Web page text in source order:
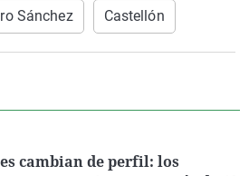
Sánchez Castellón
cambian de perfil: los